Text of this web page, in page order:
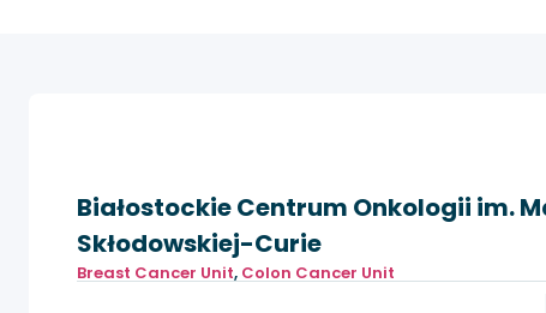
Białostockie Centrum Onkologii im.
Skłodowskiej-Curie
Breast Cancer Unit, Colon Cancer Unit